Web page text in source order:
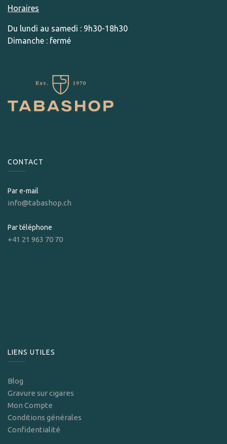
Horaires
Du lundi au samedi : 9h30-18h30
Dimanche : fermé
CONTACT
Par e-mail
info@tabashop.ch
Par téléphone
+41 21 963 70 70
LIENS UTILES
Blog
Gravure sur cigares
Mon Compte
Conditions générales
Confidentialité